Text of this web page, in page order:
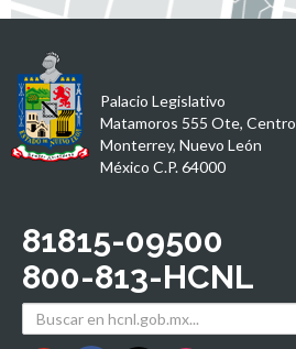
Palacio Legislativo
Matamoros 555 Ote, Centro
Monterrey, Nuevo León
México C.P. 64000
81815-09500
800-813-HCNL